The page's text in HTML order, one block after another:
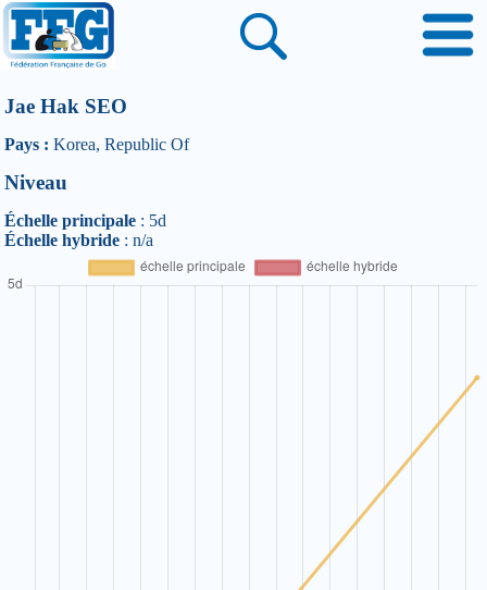
Jae Hak SEO
Pays : Korea, Republic Of
Niveau
Échelle principale : 5d
Échelle hybride : n/a